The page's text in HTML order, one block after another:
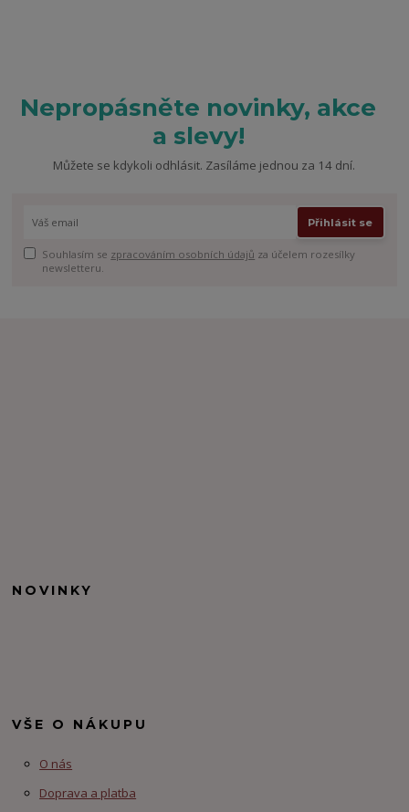
Nepropásněte novinky, akce
a slevy!
Můžete se kdykoli odhlásit. Zasíláme jednou za 14 dní.
Přihlásit se
Souhlasím se zpracováním osobních údajů za účelem rozesílky
newsletteru.
NOVINKY
VŠE O NÁKUPU
O nás
Doprava a platba